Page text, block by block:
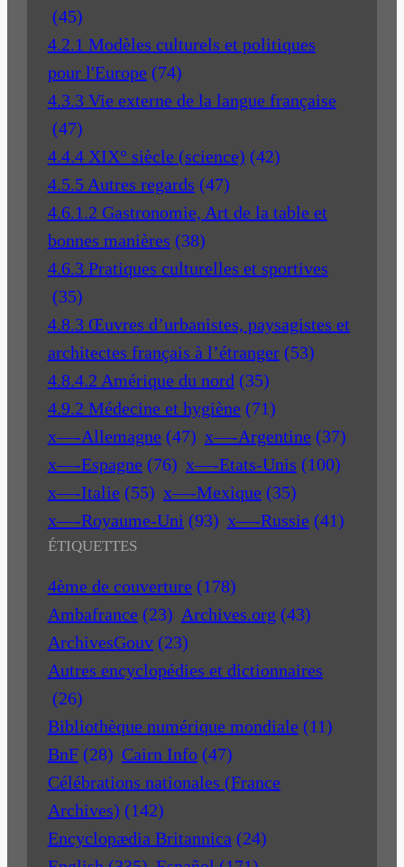
(45)
4.2.1 Modèles culturels et politiques
pour l'Europe (74)
4.3.3 Vie externe de la langue française
(47)
4.4.4 XIX° siècle (science) (42)
4.5.5 Autres regards (47)
4.6.1.2 Gastronomie, Art de la table et
bonnes manières (38)
4.6.3 Pratiques culturelles et sportives
(35)
4.8.3 Œuvres d’urbanistes, paysagistes et
architectes français à l’étranger (53)
4.8.4.2 Amérique du nord (35)
4.9.2 Médecine et hygiène (71)
x—-Allemagne (47) x—-Argentine (37)
x—-Espagne (76) x—-Etats-Unis (100)
x—-Italie (55) x—-Mexique (35)
x—-Royaume-Uni (93) x—-Russie (41)
ÉTIQUETTES
4ème de couverture (178)
Ambafrance (23) Archives.org (43)
ArchivesGouv (23)
Autres encyclopédies et dictionnaires
(26)
Bibliothèque numérique mondiale (11)
BnF (28) Cairn Info (47)
Célébrations nationales (France
Archives) (142)
Encyclopædia Britannica (24)